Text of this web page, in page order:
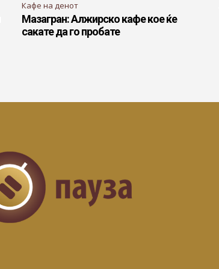
Кафе на денот
Мазагран: Алжирско кафе кое ќе
сакате да го пробате